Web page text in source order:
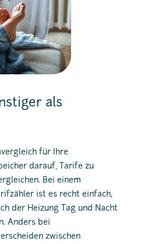
als
für Ihre
darauf, Tarife zu
Bei einem
ist es recht einfach,
der Heizung Tag und Nacht
Anders bei
zwischen